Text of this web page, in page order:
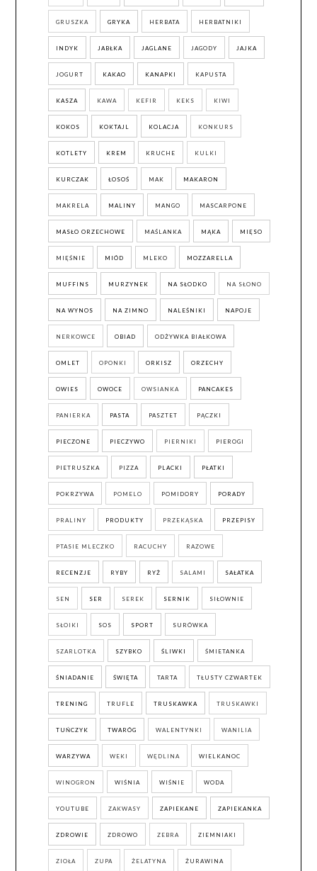
GRUSZKA GRYKA HERBATA HERBATNIKI
INDYK JABŁKA JAGLANE JAGODY JAJKA
JOGURT KAKAO KANAPKI KAPUSTA
KASZA KAWA KEFIR KEKS KIWI
KOKOS KOKTAJL KOLACJA KONKURS
KOTLETY KREM KRUCHE KULKI
KURCZAK ŁOSOŚ MAK MAKARON
MAKRELA MALINY MANGO MASCARPONE
MASŁO ORZECHOWE MAŚLANKA MĄKA MIĘSO
MIĘŚNIE MIÓD MLEKO MOZZARELLA
MUFFINS MURZYNEK NA SŁODKO NA SŁONO
NA WYNOS NA ZIMNO NALEŚNIKI NAPOJE
NERKOWCE OBIAD ODŻYWKA BIAŁKOWA
OMLET OPONKI ORKISZ ORZECHY
OWIES OWOCE OWSIANKA PANCAKES
PANIERKA PASTA PASZTET PĄCZKI
PIECZONE PIECZYWO PIERNIKI PIEROGI
PIETRUSZKA PIZZA PLACKI PŁATKI
POKRZYWA POMELO POMIDORY PORADY
PRALINY PRODUKTY PRZEKĄSKA PRZEPISY
PTASIE MLECZKO RACUCHY RAZOWE
RECENZJE RYBY RYŻ SALAMI SAŁATKA
SEN SER SEREK SERNIK SIŁOWNIE
SŁOIKI SOS SPORT SURÓWKA
SZARLOTKA SZYBKO ŚLIWKI ŚMIETANKA
ŚNIADANIE ŚWIĘTA TARTA TŁUSTY CZWARTEK
TRENING TRUFLE TRUSKAWKA TRUSKAWKI
TUŃCZYK TWARÓG WALENTYNKI WANILIA
WARZYWA WEKI WĘDLINA WIELKANOC
WINOGRON WIŚNIA WIŚNIE WODA
YOUTUBE ZAKWASY ZAPIEKANE ZAPIEKANKA
ZDROWIE ZDROWO ZEBRA ZIEMNIAKI
ZIOŁA ZUPA ŻELATYNA ŻURAWINA